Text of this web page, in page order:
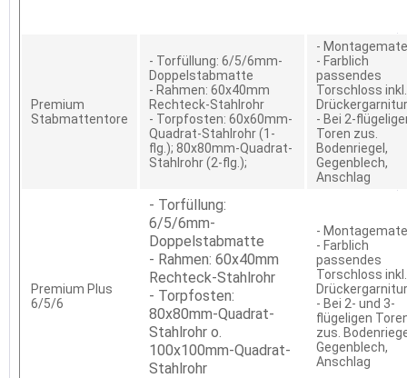
Premium
Stabmattentore
- Torfüllung: 6/5/6mm-
Doppelstabmatte
- Rahmen: 60x40mm
Rechteck-Stahlrohr
- Torpfosten: 60x60mm-
Quadrat-Stahlrohr (1-
flg.); 80x80mm-Quadrat-
Stahlrohr (2-flg.);
-
- Farblich
passendes
Torschloss inkl.
Drückergarnitur
- Bei 2-
Toren zus.
Bodenriegel,
Gegenblech,
Anschlag
Premium Plus
6/5/6
- Torfüllung:
6/5/6mm-
Doppelstabmatte
- Rahmen: 60x40mm
Rechteck-Stahlrohr
- Torpfosten:
80x80mm-Quadrat-
Stahlrohr o.
100x100mm-Quadrat-
Stahlrohr
-
- Farblich
passendes
Torschloss inkl.
Drückergarnitur
- Bei 2- und 3-
flügeligen
zus.
Gegenblech,
Anschlag